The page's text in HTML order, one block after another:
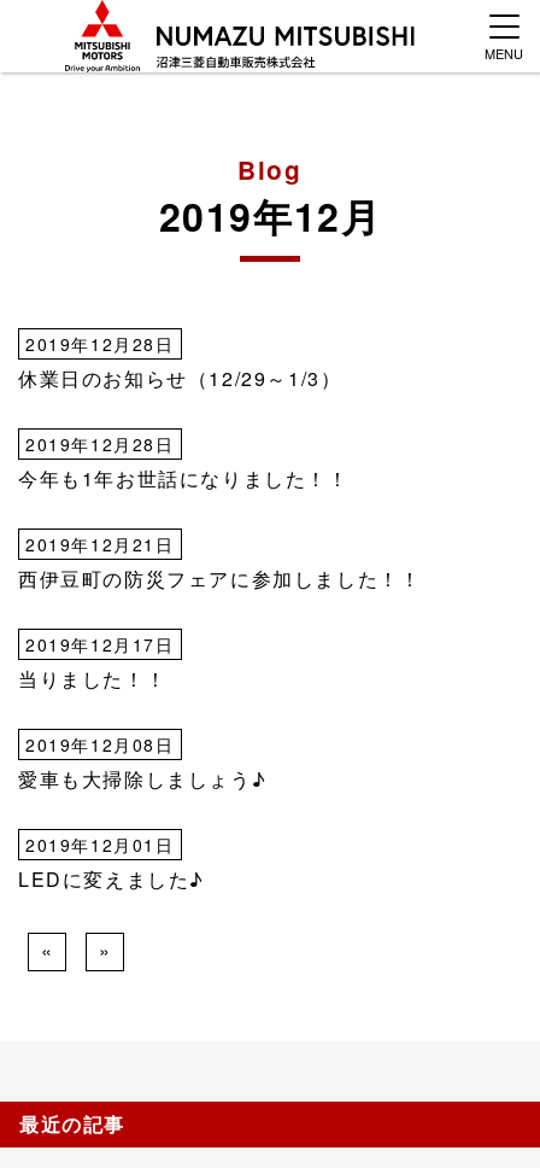
MENU
Blog
2019年12月
2019年12月28日
休業日のお知らせ（12/29～1/3）
2019年12月28日
今年も1年お世話になりました！！
2019年12月21日
西伊豆町の防災フェアに参加しました！！
2019年12月17日
当りました！！
2019年12月08日
愛車も大掃除しましょう♪
2019年12月01日
LEDに変えました♪
« »
最近の記事